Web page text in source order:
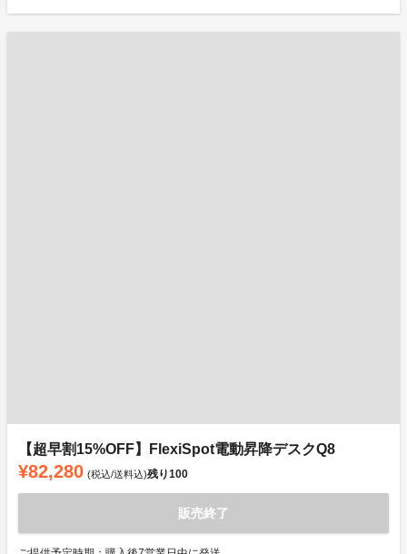
【超早割15%OFF】FlexiSpot電動昇降デスクQ8
¥82,280 (税込/送料込)残り100
販売終了